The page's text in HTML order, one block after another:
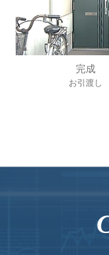
完成
お引渡し